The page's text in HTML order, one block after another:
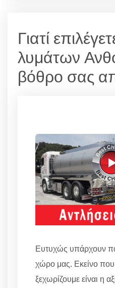
Γιατί
λυμάτων
βόθρο σας
Ευτυχώς υπάρχουν
χώρο μας. Εκείνο που
ξεχωρίζουμε είναι η